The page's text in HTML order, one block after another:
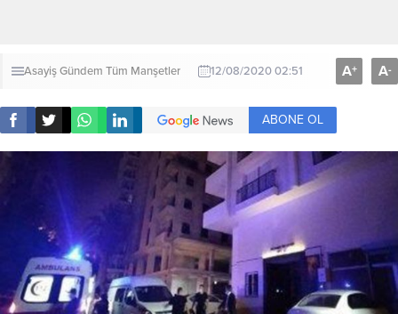
AsayişGündem Tüm Manşetler 12/08/2020 02:51 A+ A-
ABONE OL